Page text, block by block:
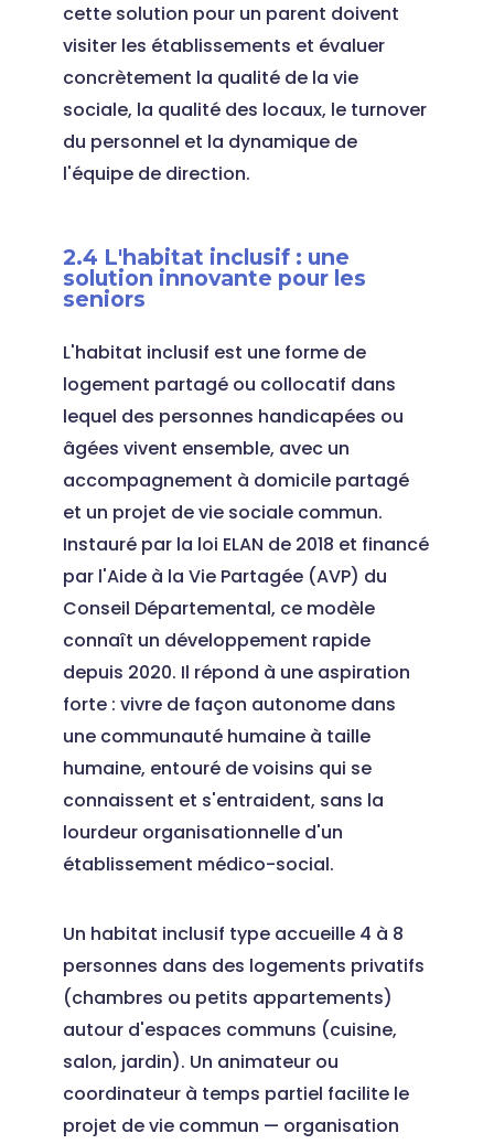
cette solution pour un parent doivent
visiter les établissements et évaluer
concrètement la qualité de la vie
sociale, la qualité des locaux, le turnover
du personnel et la dynamique de
l'équipe de direction.
2.4 L'habitat inclusif : une
solution innovante pour les
seniors
L'habitat inclusif est une forme de
logement partagé ou collocatif dans
lequel des personnes handicapées ou
âgées vivent ensemble, avec un
accompagnement à domicile partagé
et un projet de vie sociale commun.
Instauré par la loi ELAN de 2018 et financé
par l'Aide à la Vie Partagée (AVP) du
Conseil Départemental, ce modèle
connaît un développement rapide
depuis 2020. Il répond à une aspiration
forte : vivre de façon autonome dans
une communauté humaine à taille
humaine, entouré de voisins qui se
connaissent et s'entraident, sans la
lourdeur organisationnelle d'un
établissement médico-social.
Un habitat inclusif type accueille 4 à 8
personnes dans des logements privatifs
(chambres ou petits appartements)
autour d'espaces communs (cuisine,
salon, jardin). Un animateur ou
coordinateur à temps partiel facilite le
projet de vie commun — organisation